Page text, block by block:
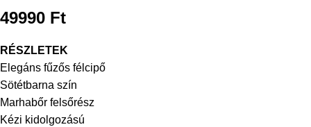
49990 Ft
RÉSZLETEK
Elegáns fűzős félcipő
Sötétbarna szín
Marhabőr felsőrész
Kézi kidolgozású